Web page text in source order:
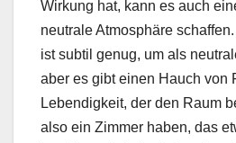
Wirkung hat, kann es auch
neutrale Atmosphäre
ist subtil genug, um als
aber es gibt einen Hauch von
Lebendigkeit, der den Raum
also ein Zimmer haben, das